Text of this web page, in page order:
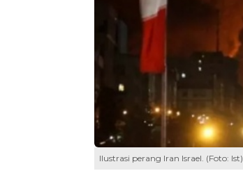
Ilustrasi perang Iran Israel. (Foto: Ist)